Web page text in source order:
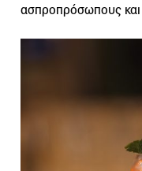
ασπροπρόσωπους και